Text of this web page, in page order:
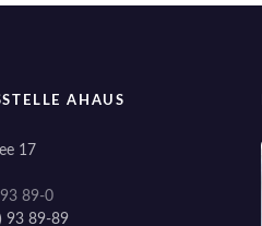
AHAUS
17
89-0
93 89-89